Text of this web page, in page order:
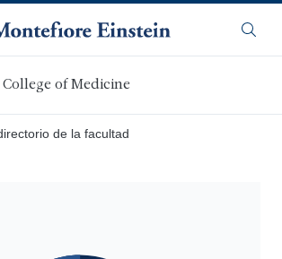
of Medicine
de la facultad